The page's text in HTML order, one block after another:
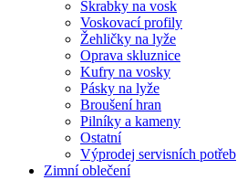
Škrabky na vosk
Voskovací profily
Žehličky na lyže
Oprava skluznice
Kufry na vosky
Pásky na lyže
Broušení hran
Pilníky a kameny
Ostatní
Výprodej servisních potřeb
Zimní oblečení